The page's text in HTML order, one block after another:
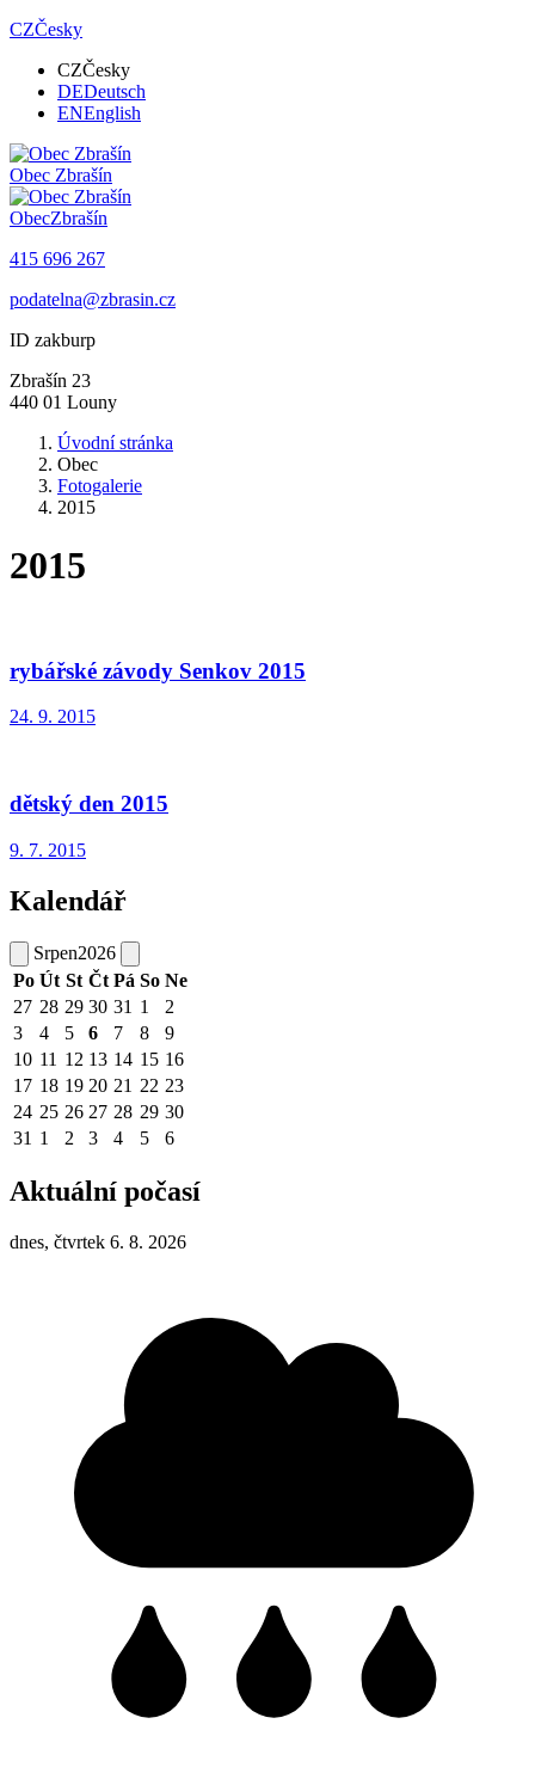
CZČesky
CZČesky
DEDeutsch
ENEnglish
Obec Zbrašín
ObecZbrašín
415 696 267
podatelna@zbrasin.cz
ID zakburp
Zbrašín 23
440 01 Louny
Úvodní stránka
Obec
Fotogalerie
2015
2015
rybářské závody Senkov 2015
24. 9. 2015
dětský den 2015
9. 7. 2015
Kalendář
Srpen2026
Po Út St Čt Pá So Ne
27 28 29 30 31 1
2
3
4 5 6 7 8
9
10 11 12 13 14 15 16
17 18 19 20 21 22 23
24 25 26 27 28 29 30
31 1 2 3 4 5 6
Aktuální počasí
dnes, čtvrtek 6. 8. 2026